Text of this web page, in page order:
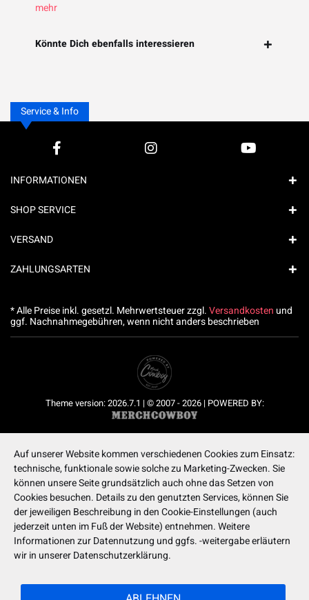
mehr
Könnte Dich ebenfalls interessieren
Service & Info
INFORMATIONEN
SHOP SERVICE
VERSAND
ZAHLUNGSARTEN
* Alle Preise inkl. gesetzl. Mehrwertsteuer zzgl.Versandkosten und
ggf. Nachnahmegebühren, wenn nicht anders beschrieben
Theme version: 2026.7.1 | © 2007 - 2026 | POWERED BY:
Auf unserer Website kommen verschiedenen Cookies zum Einsatz:
technische, funktionale sowie solche zu Marketing-Zwecken. Sie
können unsere Seite grundsätzlich auch ohne das Setzen von
Cookies besuchen. Details zu den genutzten Services, können Sie
der jeweiligen Beschreibung in den Cookie-Einstellungen (auch
jederzeit unten im Fuß der Website) entnehmen. Weitere
Informationen zur Datennutzung und ggfs. -weitergabe erläutern
wir in unserer Datenschutzerklärung.